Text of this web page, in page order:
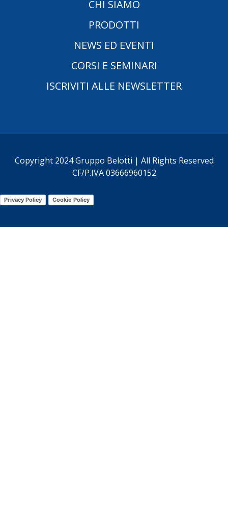
CHI SIAMO
PRODOTTI
NEWS ED EVENTI
CORSI E SEMINARI
ISCRIVITI ALLE NEWSLETTER
Copyright 2024 Gruppo Belotti | All Rights Reserved
CF/P.IVA 03666960152
Privacy Policy Cookie Policy